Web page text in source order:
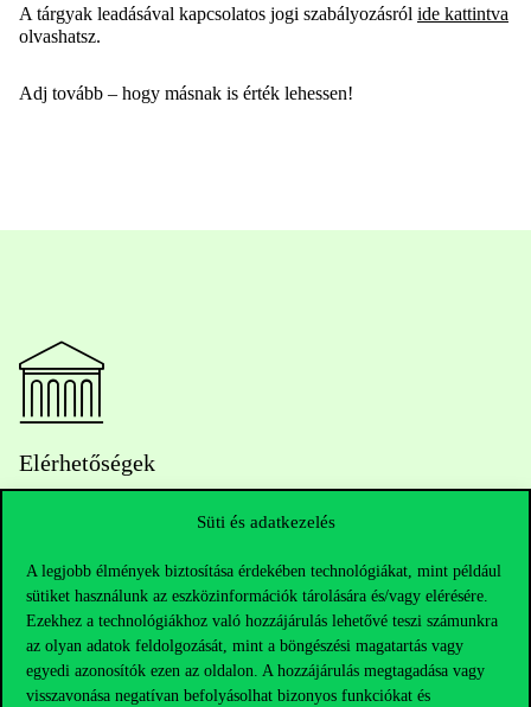
Süti és adatkezelés
A legjobb élmények biztosítása érdekében technológiákat, mint például
sütiket használunk az eszközinformációk tárolására és/vagy elérésére.
Ezekhez a technológiákhoz való hozzájárulás lehetővé teszi számunkra
az olyan adatok feldolgozását, mint a böngészési magatartás vagy
egyedi azonosítók ezen az oldalon. A hozzájárulás megtagadása vagy
visszavonása negatívan befolyásolhat bizonyos funkciókat és
A tárgyak leadásával kapcsolatos jogi szabályozásról ide kattintva
olvashatsz.
Adj tovább – hogy másnak is érték lehessen!
Elérhetőségek
Telefonszám:+36 1 482 5000
Kérdésed van a felvételivel kapcsolatban?
Oktatói elérhetőségek